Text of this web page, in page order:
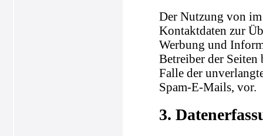
Der Nutzung von
Kontaktdaten zur
Werbung und
Betreiber der
Falle der
Spam-E-Mails, vor.
3.